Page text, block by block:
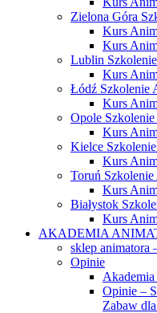
Zielona Góra
Kurs
Kurs
Lublin
Kurs
Łódź Szkolenie
Kurs
Opole
Kurs
Kielce
Kurs
Toruń
Kurs
Białystok
Kurs
AKADEMIA
sklep animatora
Opinie
Opinie –
Zabaw